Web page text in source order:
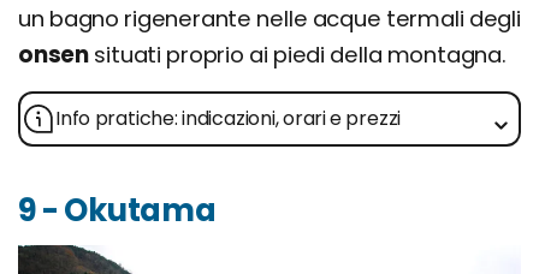
un bagno rigenerante nelle acque termali degli
onsen situati proprio ai piedi della montagna.
Info pratiche: indicazioni, orari e prezzi
9 - Okutama